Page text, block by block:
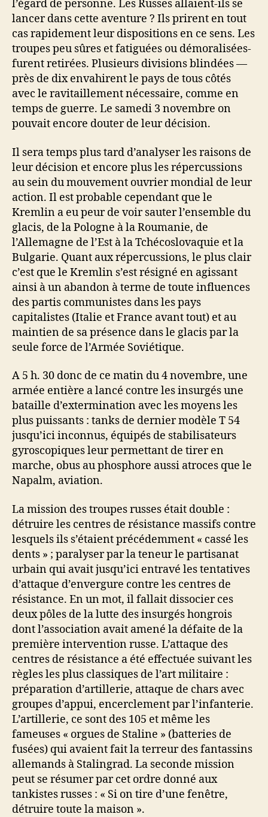
l’égard de personne. Les Russes allaient-ils se
lancer dans cette aventure ? Ils prirent en tout
cas rapidement leur dispositions en ce sens. Les
troupes peu sûres et fatiguées ou démoralisées-
furent retirées. Plusieurs divisions blindées —
près de dix envahirent le pays de tous côtés
avec le ravitaillement nécessaire, comme en
temps de guerre. Le samedi 3 novembre on
pouvait encore douter de leur décision.
Il sera temps plus tard d’analyser les raisons de
leur décision et encore plus les répercussions
au sein du mouvement ouvrier mondial de leur
action. Il est probable cependant que le
Kremlin a eu peur de voir sauter l’ensemble du
glacis, de la Pologne à la Roumanie, de
l’Allemagne de l’Est à la Tchécoslovaquie et la
Bulgarie. Quant aux répercussions, le plus clair
c’est que le Kremlin s’est résigné en agissant
ainsi à un abandon à terme de toute influences
des partis communistes dans les pays
capitalistes (Italie et France avant tout) et au
maintien de sa présence dans le glacis par la
seule force de l’Armée Soviétique.
A 5 h. 30 donc de ce matin du 4 novembre, une
armée entière a lancé contre les insurgés une
bataille d’extermination avec les moyens les
plus puissants : tanks de dernier modèle T 54
jusqu’ici inconnus, équipés de stabilisateurs
gyroscopiques leur permettant de tirer en
marche, obus au phosphore aussi atroces que le
Napalm, aviation.
La mission des troupes russes était double :
détruire les centres de résistance massifs contre
lesquels ils s’étaient précédemment « cassé les
dents » ; paralyser par la teneur le partisanat
urbain qui avait jusqu’ici entravé les tentatives
d’attaque d’envergure contre les centres de
résistance. En un mot, il fallait dissocier ces
deux pôles de la lutte des insurgés hongrois
dont l’association avait amené la défaite de la
première intervention russe. L’attaque des
centres de résistance a été effectuée suivant les
règles les plus classiques de l’art militaire :
préparation d’artillerie, attaque de chars avec
groupes d’appui, encerclement par l’infanterie.
L’artillerie, ce sont des 105 et même les
fameuses « orgues de Staline » (batteries de
fusées) qui avaient fait la terreur des fantassins
allemands à Stalingrad. La seconde mission
peut se résumer par cet ordre donné aux
tankistes russes : « Si on tire d’une fenêtre,
détruire toute la maison ».